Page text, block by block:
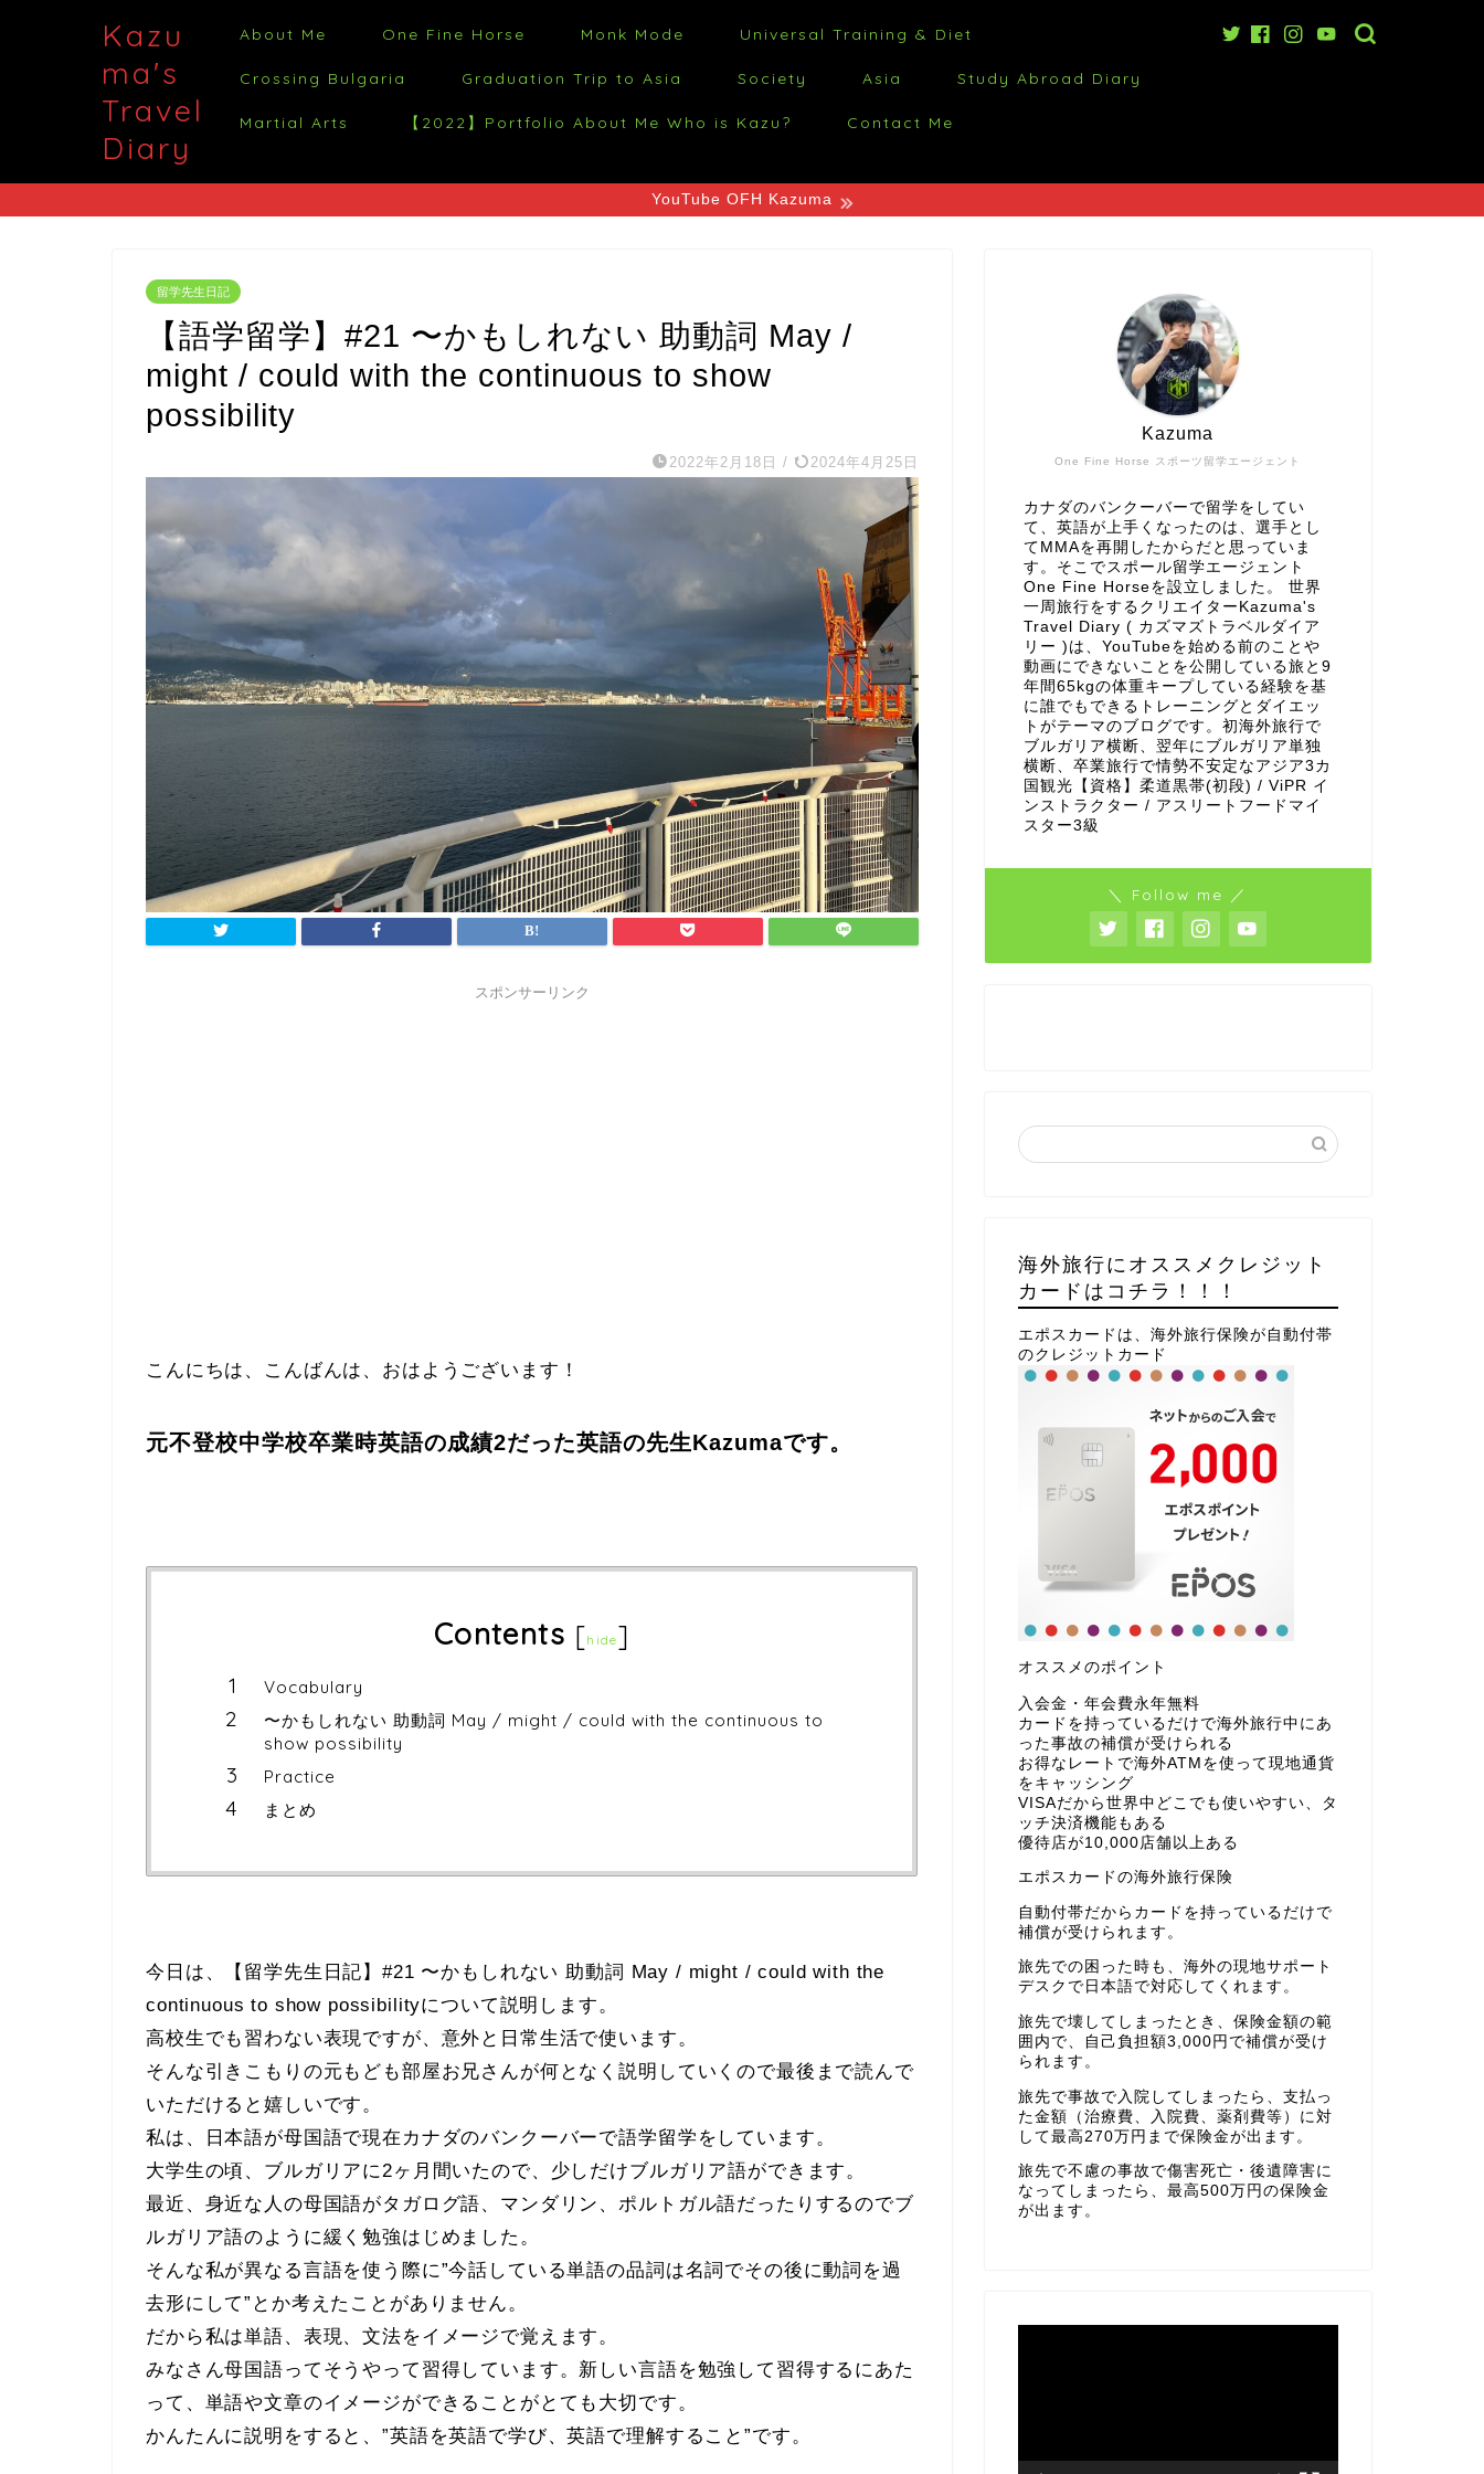
Kazu
ma's
Travel
Diary
About Me One Fine Horse Monk Mode Universal Training & Diet
Crossing Bulgaria Graduation Trip to Asia Society Asia Study Abroad Diary
Martial Arts 【2022】Portfolio About Me Who is Kazu? Contact Me
YouTube OFH Kazuma
留学先生日記
【語学留学】#21 〜かもしれない 助動詞 May /
might / could with the continuous to show
possibility
2022年2月18日 / 2024年4月25日
スポンサーリンク
こんにちは、こんばんは、おはようございます！
元不登校中学校卒業時英語の成績2だった英語の先生Kazumaです。
Contents [hide]
Vocabulary
〜かもしれない 助動詞 May / might / could with the continuous to
show possibility
Practice
まとめ
今日は、【留学先生日記】#21 〜かもしれない 助動詞 May / might / could with the
continuous to show possibilityについて説明します。
高校生でも習わない表現ですが、意外と日常生活で使います。
そんな引きこもりの元もども部屋お兄さんが何となく説明していくので最後まで読んで
いただけると嬉しいです。
私は、日本語が母国語で現在カナダのバンクーバーで語学留学をしています。
大学生の頃、ブルガリアに2ヶ月間いたので、少しだけブルガリア語ができます。
最近、身近な人の母国語がタガログ語、マンダリン、ポルトガル語だったりするのでブ
ルガリア語のように緩く勉強はじめました。
そんな私が異なる言語を使う際に”今話している単語の品詞は名詞でその後に動詞を過
去形にして”とか考えたことがありません。
だから私は単語、表現、文法をイメージで覚えます。
みなさん母国語ってそうやって習得しています。新しい言語を勉強して習得するにあた
って、単語や文章のイメージができることがとても大切です。
かんたんに説明をすると、”英語を英語で学び、英語で理解すること”です。
One Fine Horse スポーツ留学エージェント
Kazuma
カナダのバンクーバーで留学をしてい
て、英語が上手くなったのは、選手とし
てMMAを再開したからだと思っていま
す。そこでスポール留学エージェント
One Fine Horseを設立しました。 世界
一周旅行をするクリエイターKazuma's
Travel Diary ( カズマズトラベルダイア
リー )は、YouTubeを始める前のことや
動画にできないことを公開している旅と9
年間65kgの体重キープしている経験を基
に誰でもできるトレーニングとダイエッ
トがテーマのブログです。初海外旅行で
ブルガリア横断、翌年にブルガリア単独
横断、卒業旅行で情勢不安定なアジア3カ
国観光【資格】柔道黒帯(初段) / ViPR イ
ンストラクター / アスリートフードマイ
スター3級
＼ Follow me ／
海外旅行にオススメクレジット
カードはコチラ！！！
エポスカードは、海外旅行保険が自動付帯
のクレジットカード
オススメのポイント
入会金・年会費永年無料
カードを持っているだけで海外旅行中にあ
った事故の補償が受けられる
お得なレートで海外ATMを使って現地通貨
をキャッシング
VISAだから世界中どこでも使いやすい、タ
ッチ決済機能もある
優待店が10,000店舗以上ある
エポスカードの海外旅行保険
自動付帯だからカードを持っているだけで
補償が受けられます。
旅先での困った時も、海外の現地サポート
デスクで日本語で対応してくれます。
旅先で壊してしまったとき、保険金額の範
囲内で、自己負担額3,000円で補償が受け
られます。
旅先で事故で入院してしまったら、支払っ
た金額（治療費、入院費、薬剤費等）に対
して最高270万円まで保険金が出ます。
旅先で不慮の事故で傷害死亡・後遺障害に
なってしまったら、最高500万円の保険金
が出ます。